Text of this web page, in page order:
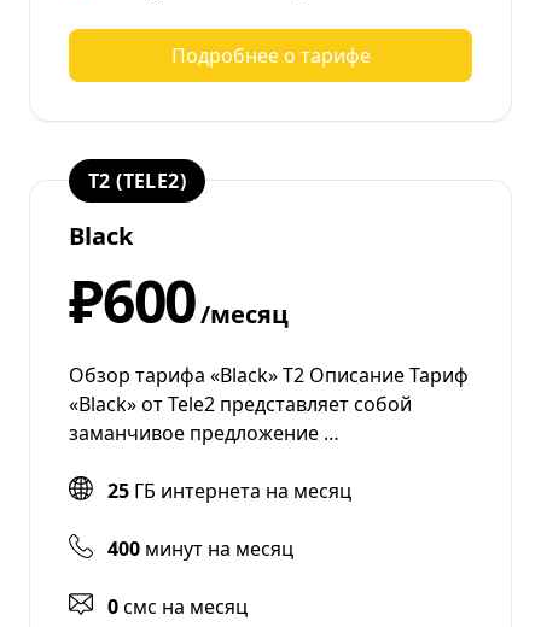
Подробнее о тарифе
T2 (TELE2)
Black
₽600/месяц
Обзор тарифа «Black» Т2 Описание Тариф
«Black» от Tele2 представляет собой
заманчивое предложение …
25 ГБ интернета на месяц
400 минут на месяц
0смс на месяц